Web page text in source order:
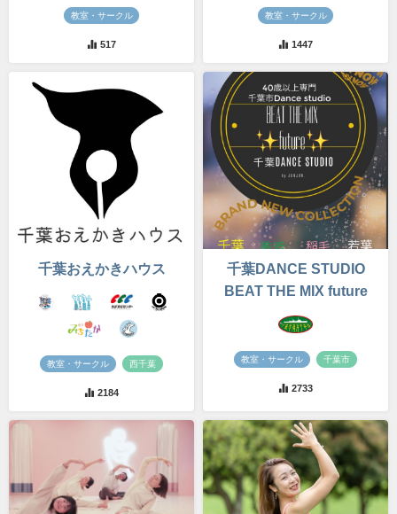
教室・サークル
517
教室・サークル
1447
千葉おえかきハウス
教室・サークル 西千葉
2184
千葉DANCE STUDIO
BEAT THE MIX future
教室・サークル 千葉市
2733